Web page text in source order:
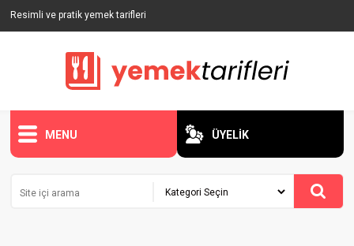
Resimli ve pratik yemek tarifleri
MENU ÜYELİK